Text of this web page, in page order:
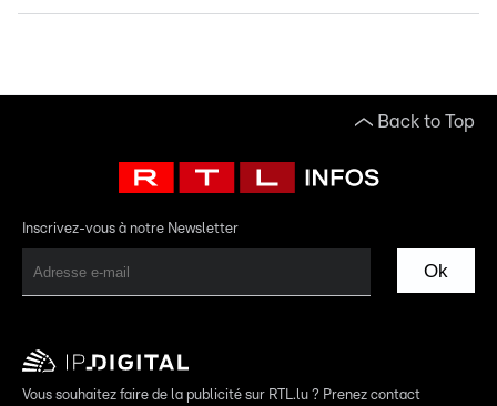
Back to Top
Inscrivez-vous à notre Newsletter
Ok
Vous souhaitez faire de la publicité sur RTL.lu ? Prenez contact